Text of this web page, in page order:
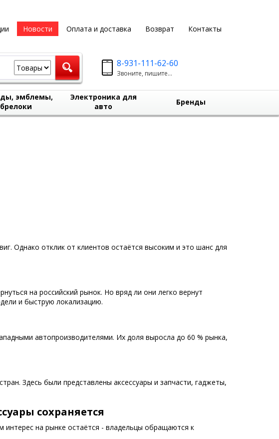
Новости Оплата и доставка Возврат Контакты
8-931-111-62-60
Звоните, пишите...
эмблемы,
брелоки
Электроника для
авто
Бренды
Однако отклик от клиентов остаётся высоким и это шанс для
на российский рынок. Но вряд ли они легко вернут
и быструю локализацию.
автопроизводителями. Их доля выросла до 60 % рынка,
Здесь были представлены аксессуары и запчасти, гаджеты,
сохраняется
на рынке остаётся - владельцы обращаются к